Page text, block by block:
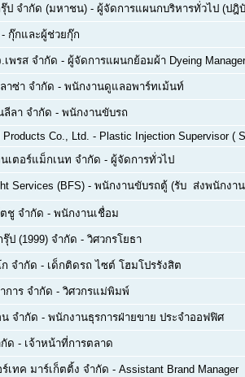
ป จำกัด (มหาชน) - ผู้จัดการแผนกบริหารทั่วไป (ปฎิ
- กุ๊กและผู้ช่วยกุ๊ก
เพรส จำกัด - ผู้จัดการแผนกย้อมผ้า Dyeing Manager
าซ่า จำกัด - พนักงานดูแลอพาร์ทเม้นท์
ลา จำกัด - พนักงานขับรถ
Products Co., Ltd. - Plastic Injection Supervisor (
เตอร์แม็กเนท จำกัด - ผู้จัดการทั่วไป
Services (BFS) - พนักงานขับรถตู้ (รับ  ส่งพนักงา
ชู จำกัด - พนักงานเชื่อม
ป (1999) จำกัด - วิศวกรโยธา
จำกัด - เด็กติดรถ ไซต์ โฮมโปรรังสิต
การ จำกัด - วิศวกรแม่พิมพ์
จำกัด - พนักงานธุรการฝ่ายขาย ประจำออฟฟิศ
ด - เจ้าหน้าที่การตลาด
เทค มาร์เก็ตติ้ง จำกัด - Assistant Brand Manager